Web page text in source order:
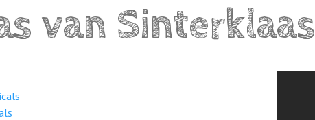
van Sinterklaas